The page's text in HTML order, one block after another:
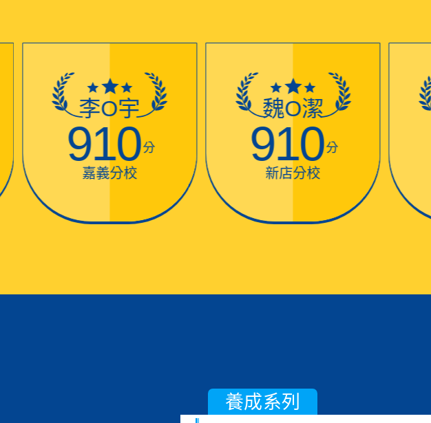
李O宇
910 分
嘉義分校
魏O潔
910 分
新店分校
養成系列